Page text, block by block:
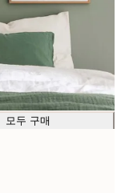
모두 구매